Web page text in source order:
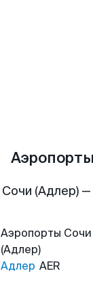
(Адлер)
Аэропорты Сочи
(Адлер)
Адлер AER